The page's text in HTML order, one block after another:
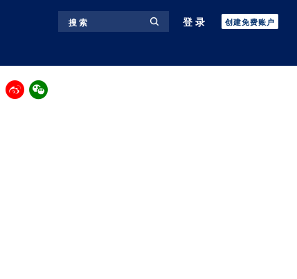
搜 索 登录 创建免费账户